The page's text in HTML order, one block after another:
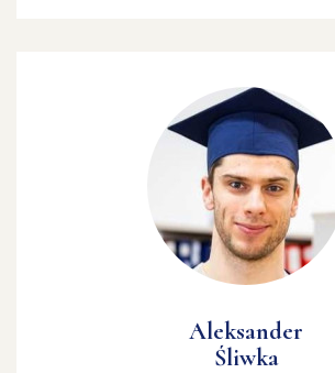
Aleksander
Śliwka